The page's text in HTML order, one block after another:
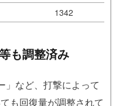
1342
も調整済み
」など、打撃によって
も回復量が調整されて